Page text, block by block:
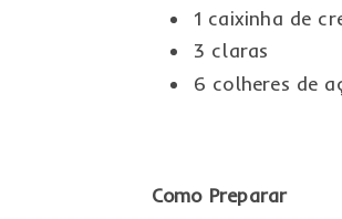
1 caixinha de
3 claras
6 colheres de
Como Preparar